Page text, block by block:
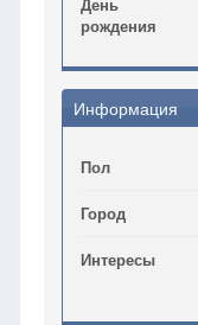
рождения
Информация
Пол
Город
Интересы